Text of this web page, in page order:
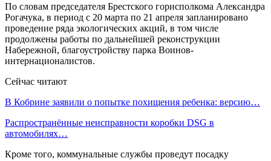
По словам председателя Брестского горисполкома Александра
Рогачука, в период с 20 марта по 21 апреля запланировано
проведение ряда экологических акций, в том числе
продолжены работы по дальнейшей реконструкции
Набережной, благоустройству парка Воинов-
интернационалистов.
Сейчас читают
В Кобрине заявили о попытке похищения ребенка: версию…
Распространённые неисправности коробки DSG в
автомобилях…
Кроме того, коммунальные службы проведут посадку